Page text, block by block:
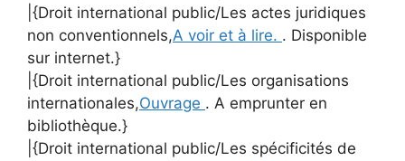
|{Droit international public/Les actes juridiques
non conventionnels,A voir et à lire. . Disponible
sur internet.}
|{Droit international public/Les organisations
internationales,Ouvrage . A emprunter en
bibliothèque.}
|{Droit international public/Les spécificités de